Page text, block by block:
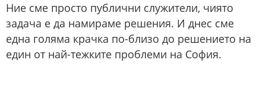
Ние сме просто публични служители, чиято
задача е да намираме решения. И днес сме
една голяма крачка по-близо до решението на
един от най-тежките проблеми на София.